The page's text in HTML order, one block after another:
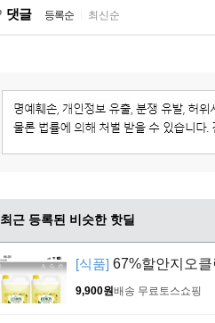
댓글 등록순 최신순
최근 등록된 비슷한 핫딜
[식품] 67%할안지오
9,900원배송 무료토스쇼핑